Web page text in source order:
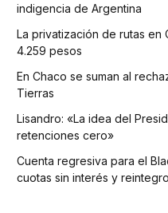
indigencia de Argentina
La privatización de rutas en
4.259 pesos
En Chaco se suman al
Tierras
Lisandro: «La idea del
retenciones cero»
Cuenta regresiva para el
cuotas sin interés y